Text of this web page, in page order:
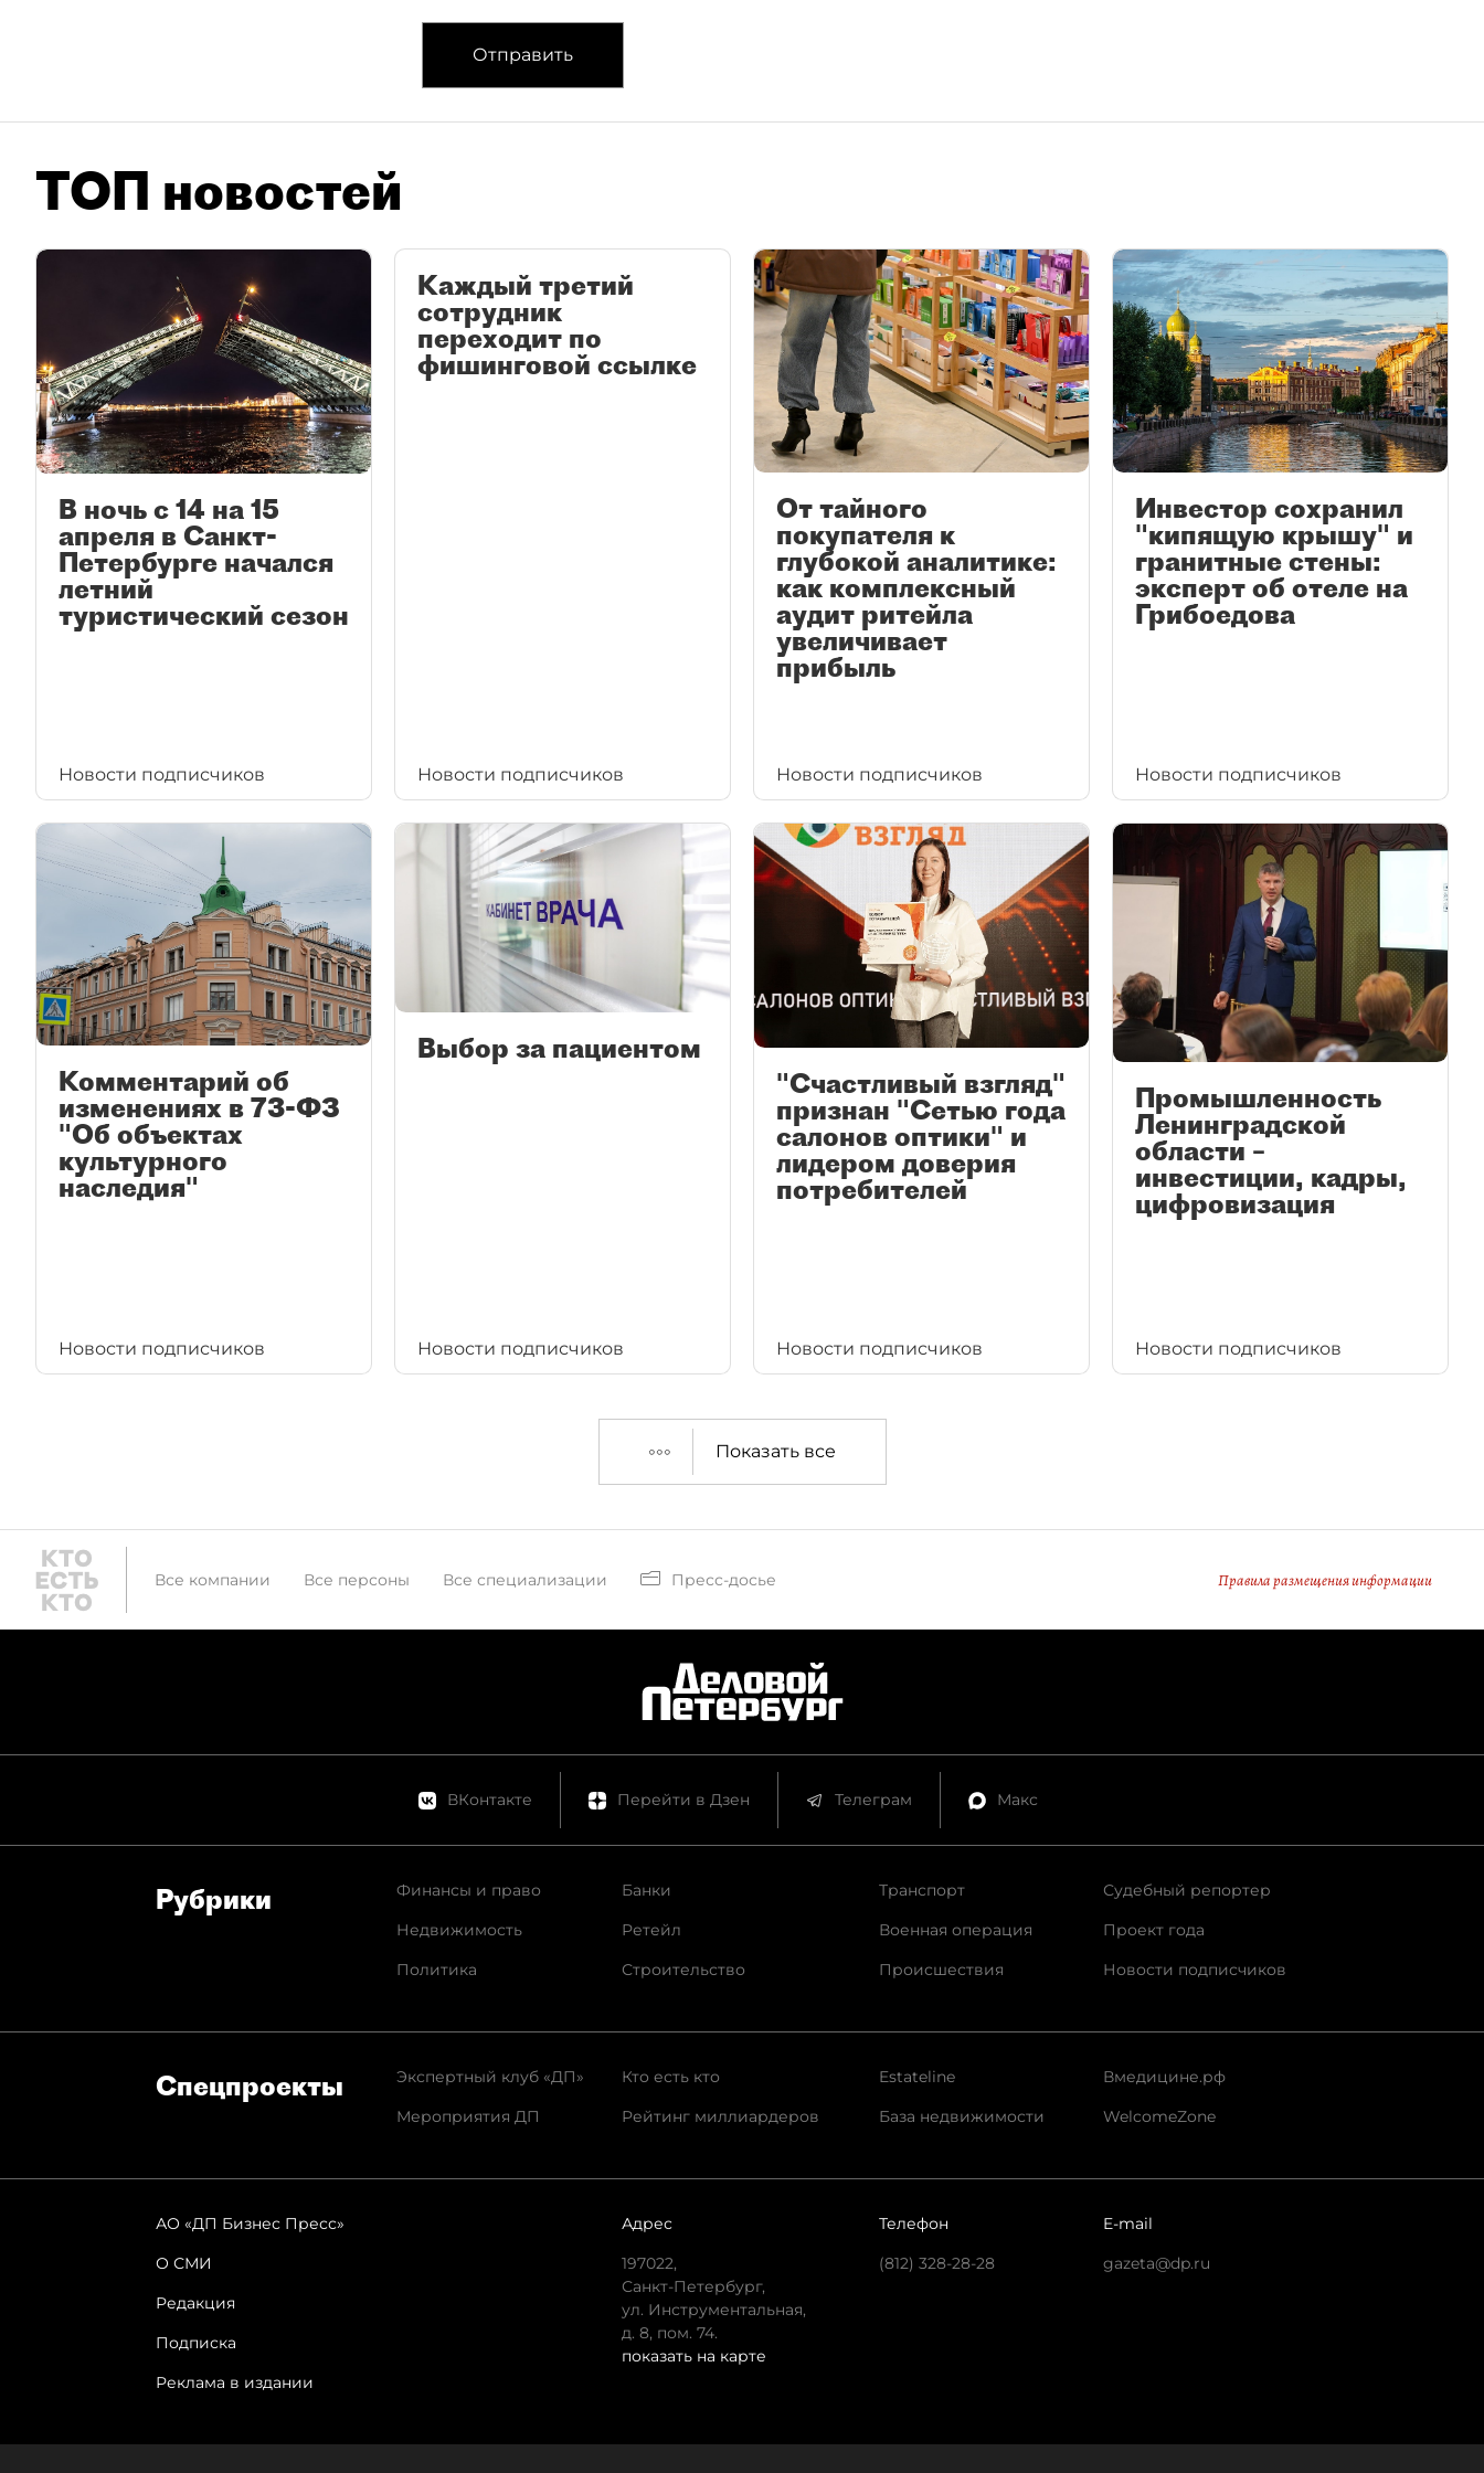
Отправить
ТОП новостей
В ночь с 14 на 15
апреля в Санкт-
Петербурге начался
летний
туристический сезон
Новости подписчиков
Каждый третий
сотрудник
переходит по
фишинговой ссылке
Новости подписчиков
От тайного
покупателя к
глубокой аналитике:
как комплексный
аудит ритейла
увеличивает
прибыль
Новости подписчиков
Инвестор сохранил
"кипящую крышу" и
гранитные стены:
эксперт об отеле на
Грибоедова
Новости подписчиков
Комментарий об
изменениях в 73-ФЗ
"Об объектах
культурного
наследия"
Новости подписчиков
Выбор за пациентом
Новости подписчиков
"Счастливый взгляд"
признан "Сетью года
салонов оптики" и
лидером доверия
потребителей
Новости подписчиков
Промышленность
Ленинградской
области –
инвестиции, кадры,
цифровизация
Новости подписчиков
Показать все
Все компании Все персоны Все специализации Пресс-досье Правила размещения информации
ВКонтакте Перейти в Дзен Телеграм Макс
Рубрики
Финансы и право
Недвижимость
Политика
Банки
Ретейл
Строительство
Транспорт
Военная операция
Происшествия
Судебный репортер
Проект года
Новости подписчиков
Спец­проекты
Экспертный клуб «ДП»
Мероприятия ДП
Кто есть кто
Рейтинг миллиардеров
Estateline
База недвижимости
Вмедицине.рф
WelcomeZone
АО «ДП Бизнес Пресс»
О СМИ
Редакция
Подписка
Реклама в издании
Адрес
197022,
Санкт-Петербург,
ул. Инструментальная,
д. 8, пом. 74.
показать на карте
Телефон
(812) 328-28-28
E-mail
gazeta@dp.ru